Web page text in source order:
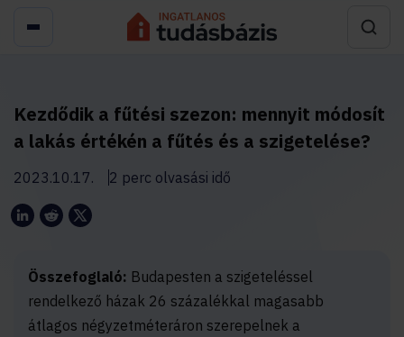
Kezdődik a fűtési szezon: mennyit módosít
a lakás értékén a fűtés és a szigetelése?
2023.10.17. 2 perc olvasási idő
Összefoglaló: Budapesten a szigeteléssel
rendelkező házak 26 százalékkal magasabb
átlagos négyzetméteráron szerepelnek a